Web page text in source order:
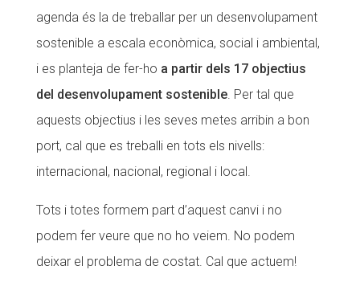
agenda és la de treballar per un desenvolupament
sostenible a escala econòmica, social i ambiental,
i es planteja de fer-ho a partir dels 17 objectius
del desenvolupament sostenible. Per tal que
aquests objectius i les seves metes arribin a bon
port, cal que es treballi en tots els nivells:
internacional, nacional, regional i local.
Tots i totes formem part d’aquest canvi i no
podem fer veure que no ho veiem. No podem
deixar el problema de costat. Cal que actuem!
Notícies
Butlletins
Diari de la Fundació
Fundesplai als mitjans
COL·LABORA
Fes voluntariat
Fes un donatiu